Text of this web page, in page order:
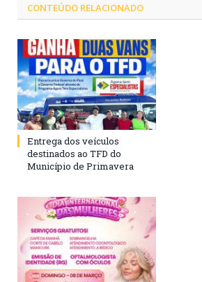
CONTEÚDO RELACIONADO
Entrega dos veículos
destinados ao TFD do
Município de Primavera